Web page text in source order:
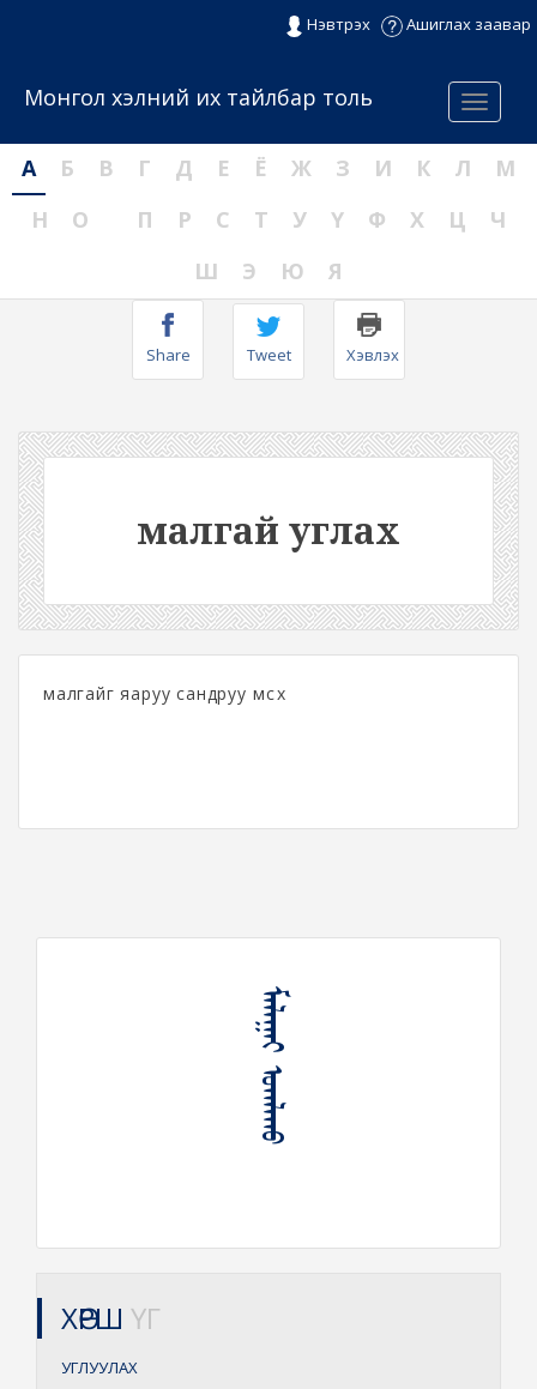
Нэвтрэх Ашиглах заавар
Menu
Монгол хэлний их тайлбар толь
А Б В Г Д Е Ё Ж З И К Л
М
Н
О П Р С Т У Ү Ф Х Ц
Ч
Ш
Э Ю Я
Share Tweet Хэвлэх
малгай углах
малгайг яаруу сандруу өмсөх
ᠮᠠᠯᠠᠭᠠᠢ ᠤᠭᠯᠠᠬᠤ
ХӨРШ ҮГ
УГЛУУЛАХ